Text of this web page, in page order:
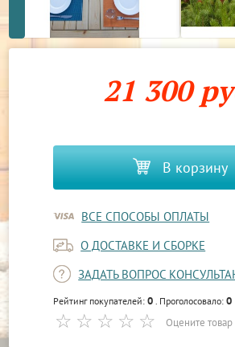
21 300
В корзину
ВСЕ СПОСОБЫ ОПЛАТЫ
О ДОСТАВКЕ И СБОРКЕ
ЗАДАТЬ ВОПРОС
Рейтинг покупателей:0 . Проголосовало:0
Оцените товар